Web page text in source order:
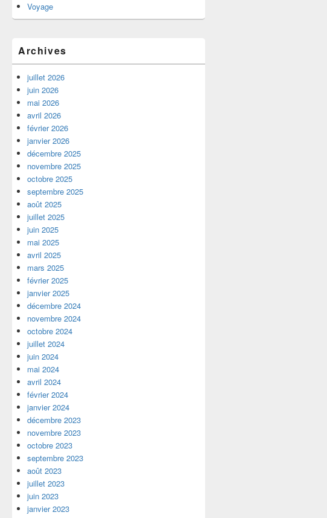
Voyage
Archives
juillet 2026
juin 2026
mai 2026
avril 2026
février 2026
janvier 2026
décembre 2025
novembre 2025
octobre 2025
septembre 2025
août 2025
juillet 2025
juin 2025
mai 2025
avril 2025
mars 2025
février 2025
janvier 2025
décembre 2024
novembre 2024
octobre 2024
juillet 2024
juin 2024
mai 2024
avril 2024
février 2024
janvier 2024
décembre 2023
novembre 2023
octobre 2023
septembre 2023
août 2023
juillet 2023
juin 2023
janvier 2023